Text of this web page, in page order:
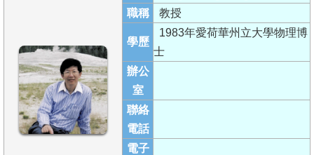
系
所
成
員
學
職稱
教授
學歷
1983年愛荷華州立大學物理博
士
辦公
室
聯絡
電話
電子